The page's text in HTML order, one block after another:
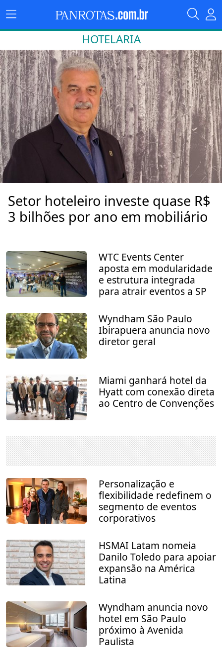
HOTELARIA
Setor hoteleiro investe quase R$
3 bilhões por ano em mobiliário
WTC Events Center
aposta em modularidade
e estrutura integrada
para atrair eventos a SP
Wyndham São Paulo
Ibirapuera anuncia novo
diretor geral
Miami ganhará hotel da
Hyatt com conexão direta
ao Centro de Convenções
Personalização e
flexibilidade redefinem o
segmento de eventos
corporativos
HSMAI Latam nomeia
Danilo Toledo para apoiar
expansão na América
Latina
Wyndham anuncia novo
hotel em São Paulo
próximo à Avenida
Paulista